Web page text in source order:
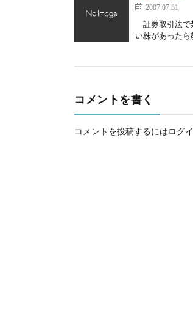
2007.07.31
証券取引法で
い株があった
コメントを書く
コメントを投稿するにはログ